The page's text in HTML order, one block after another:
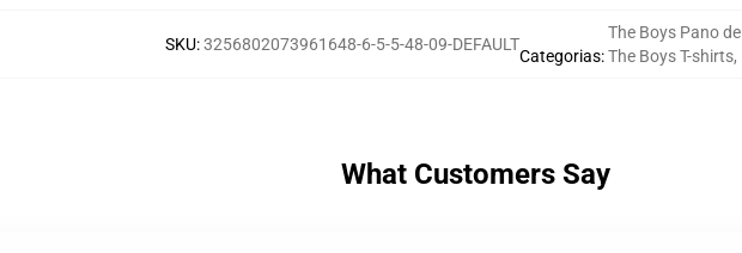
SKU:3256802073961648-6-5-5-48-09-DEFAULT
Categorias:
The Boys Pano
The Boys T-shirts,
What Customers Say